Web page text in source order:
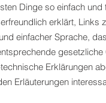
Dinge so einfach
erklärt,
einfacher Sprache,
Erklärungen
Erläuterungen